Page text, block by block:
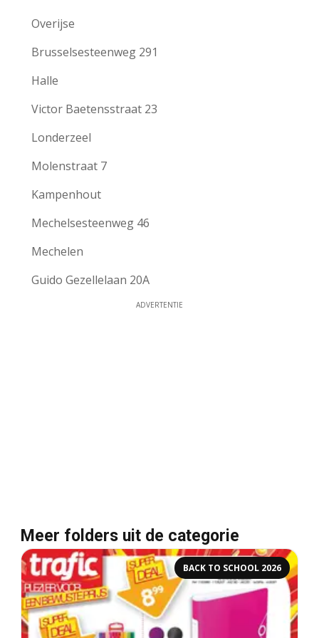
Overijse
Brusselsesteenweg 291
Halle
Victor Baetensstraat 23
Londerzeel
Molenstraat 7
Kampenhout
Mechelsesteenweg 46
Mechelen
Guido Gezellelaan 20A
ADVERTENTIE
Meer folders uit de categorie
BACK TO SCHOOL 2026